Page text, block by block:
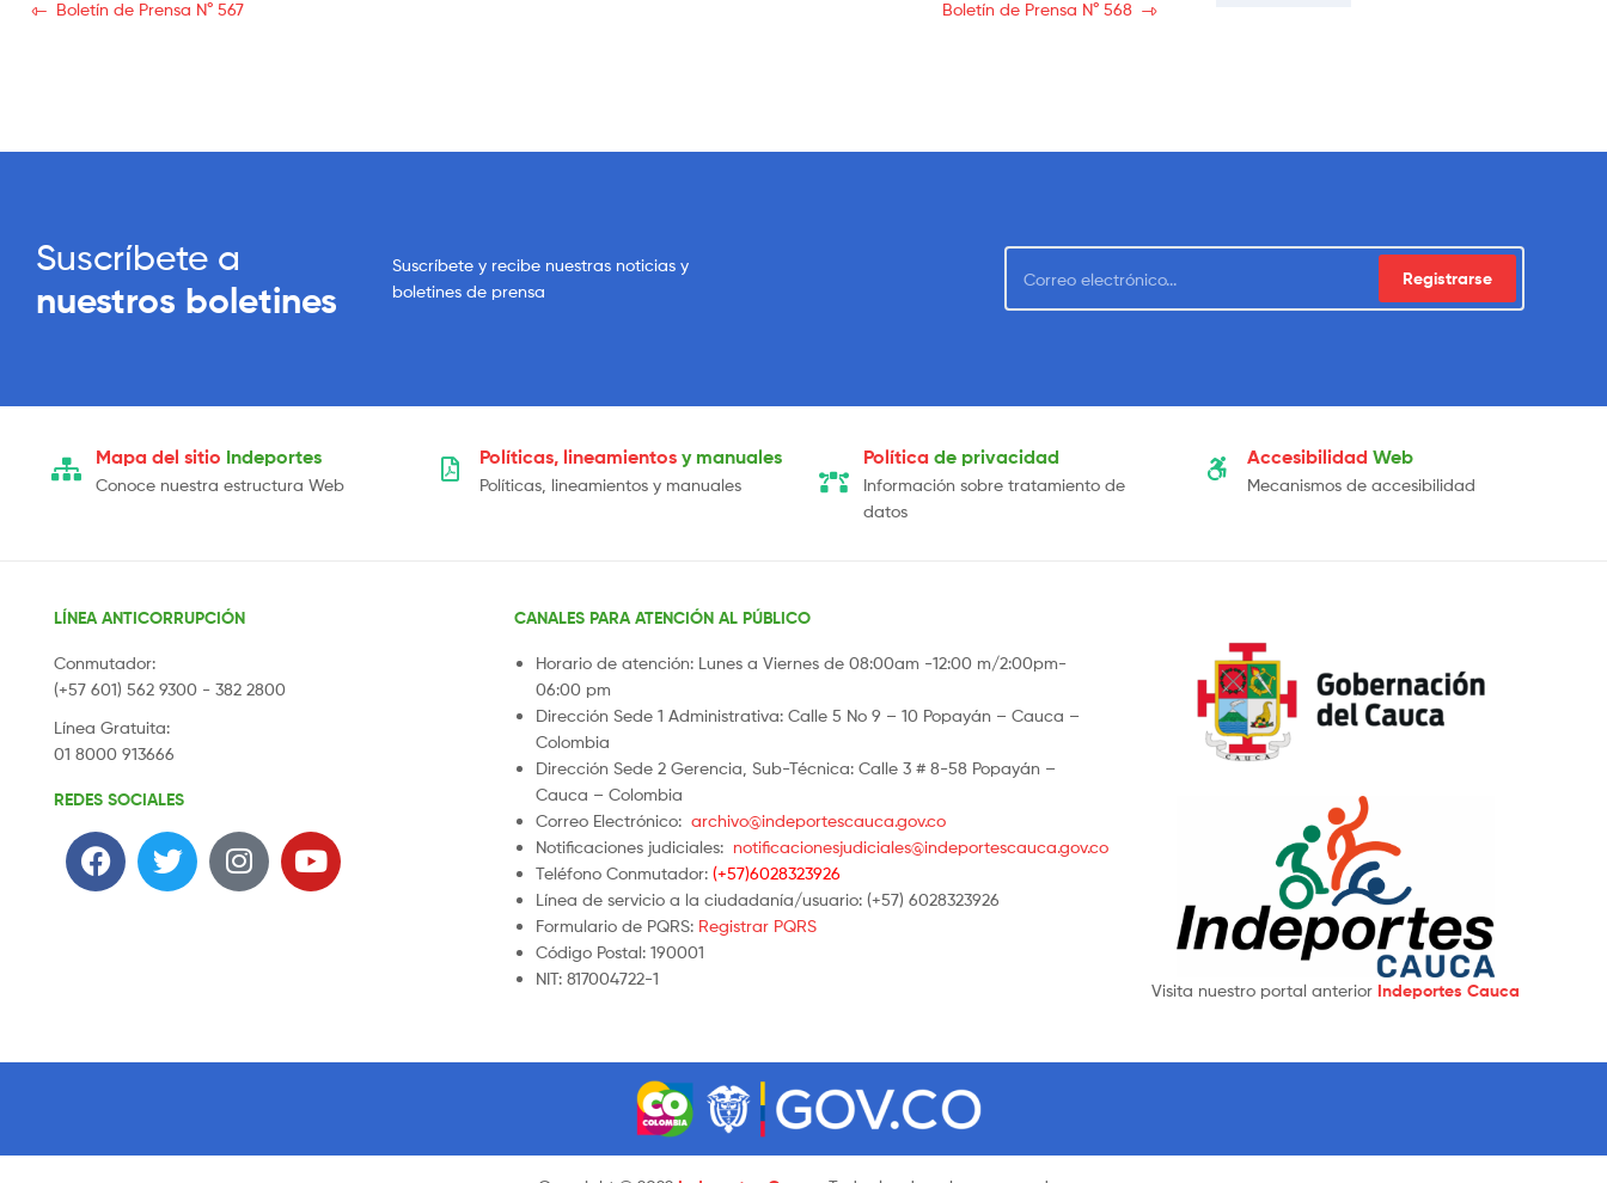
Boletín de Prensa N° 567 Boletín de Prensa N° 568
Suscríbete a
nuestros boletines
Suscríbete y recibe nuestras noticias y
boletines de prensa
Registrarse
Mapa del sitio Indeportes
Conoce nuestra estructura Web
Políticas, lineamientos y manuales
Políticas, lineamientos y manuales
Política de privacidad
Información sobre tratamiento de
datos
Accesibilidad Web
Mecanismos de accesibilidad
LÍNEA ANTICORRUPCIÓN
Conmutador:
(+57 601) 562 9300 - 382 2800
Línea Gratuita:
01 8000 913666
REDES SOCIALES
CANALES PARA ATENCIÓN AL PÚBLICO
Horario de atención: Lunes a Viernes de 08:00am -12:00 m/2:00pm-
06:00 pm
Dirección Sede 1 Administrativa: Calle 5 No 9 – 10 Popayán – Cauca –
Colombia
Dirección Sede 2 Gerencia, Sub-Técnica: Calle 3 # 8-58 Popayán –
Cauca – Colombia
Correo Electrónico:archivo@indeportescauca.gov.co
Notificaciones judiciales: notificacionesjudiciales@indeportescauca.gov.co
Teléfono Conmutador:(+57)6028323926
Línea de servicio a la ciudadanía/usuario: (+57) 6028323926
Formulario de PQRS: Registrar PQRS
Código Postal: 190001
NIT: 817004722-1
Visita nuestro portal anterior Indeportes Cauca